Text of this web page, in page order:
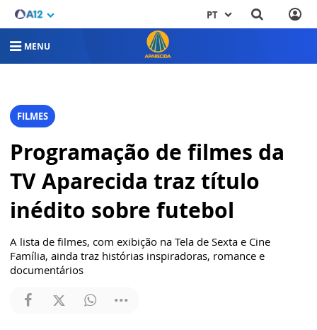
PT
MENU
FILMES
Programação de filmes da
TV Aparecida traz título
inédito sobre futebol
A lista de filmes, com exibição na Tela de Sexta e Cine
Família, ainda traz histórias inspiradoras, romance e
documentários